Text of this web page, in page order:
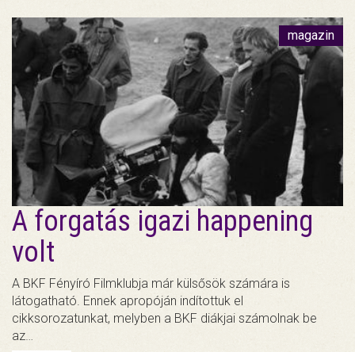
magazin
A forgatás igazi happening
volt
A BKF Fényíró Filmklubja már külsősök számára is
látogatható. Ennek apropóján indítottuk el
cikksorozatunkat, melyben a BKF diákjai számolnak be
az…